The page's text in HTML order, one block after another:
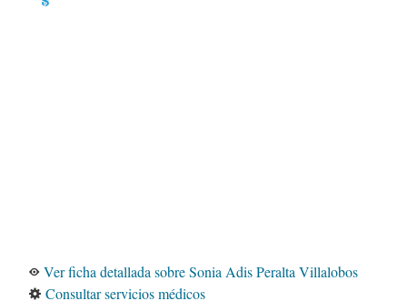
Ver ficha detallada sobre Sonia Adis Peralta Villalobos
Consultar servicios médicos